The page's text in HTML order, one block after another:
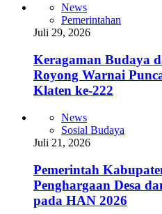
News
Pemerintahan
Juli 29, 2026
Keragaman Budaya
Royong Warnai
Klaten ke-222
News
Sosial Budaya
Juli 21, 2026
Pemerintah
Penghargaan Desa
pada HAN 2026